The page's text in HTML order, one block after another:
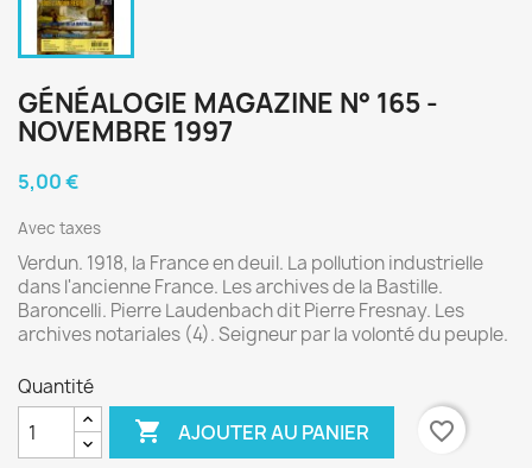
GÉNÉALOGIE MAGAZINE N° 165 -
NOVEMBRE 1997
5,00 €
Avec taxes
Verdun. 1918, la France en deuil. La pollution industrielle
dans l'ancienne France. Les archives de la Bastille.
Baroncelli. Pierre Laudenbach dit Pierre Fresnay. Les
archives notariales (4). Seigneur par la volonté du peuple.
Quantité
 AJOUTER AU PANIER favorite_border